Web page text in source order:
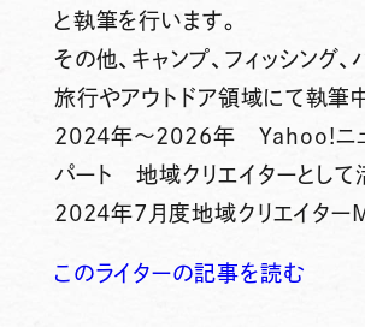
と執筆を行います。
その他、キャンプ、フィッシング、
旅行やアウトドア領域にて執筆中
2024年～2026年 Yahoo!ニュ
パート 地域クリエイターとして
2024年7月度地域クリエイター
このライターの記事を読む